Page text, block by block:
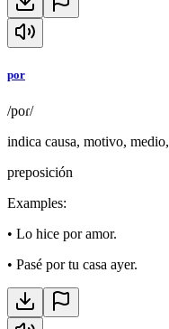
por
/poɾ/
indica causa, motivo,
preposición
Examples:
• Lo hice por amor.
• Pasé por tu casa ayer.